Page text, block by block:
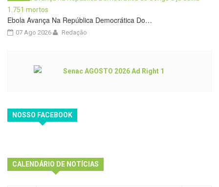
Ebola Avança Na República Democrática Do…
07 Ago 2026 Redação
NOSSO FACEBOOK
CALENDÁRIO DE NOTÍCIAS